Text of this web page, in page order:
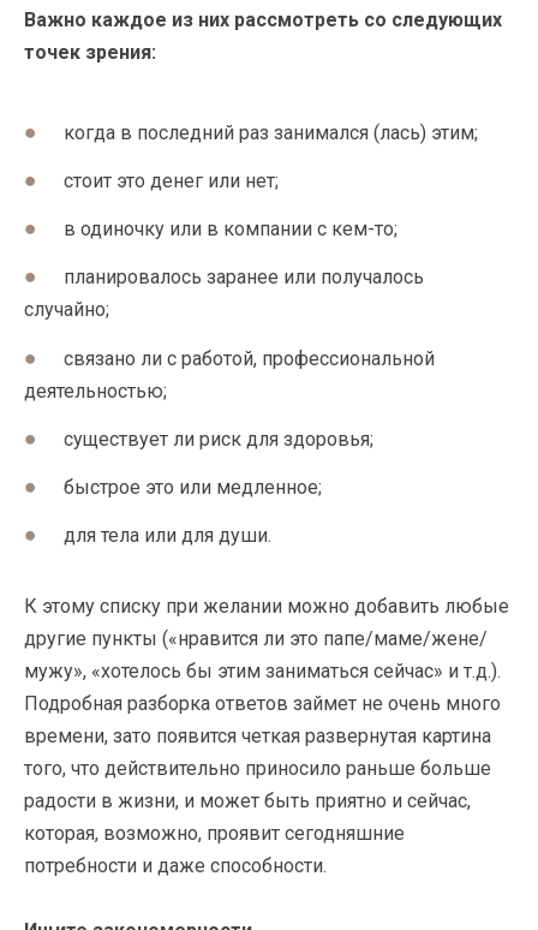
Важно каждое из них рассмотреть со следующих
точек зрения:
когда в последний раз занимался (лась) этим;
стоит это денег или нет;
в одиночку или в компании с кем-то;
планировалось заранее или получалось
случайно;
связано ли с работой, профессиональной
деятельностью;
существует ли риск для здоровья;
быстрое это или медленное;
для тела или для души.
К этому списку при желании можно добавить любые
другие пункты («нравится ли это папе/маме/жене/
мужу», «хотелось бы этим заниматься сейчас» и т.д.).
Подробная разборка ответов займет не очень много
времени, зато появится четкая развернутая картина
того, что действительно приносило раньше больше
радости в жизни, и может быть приятно и сейчас,
которая, возможно, проявит сегодняшние
потребности и даже способности.